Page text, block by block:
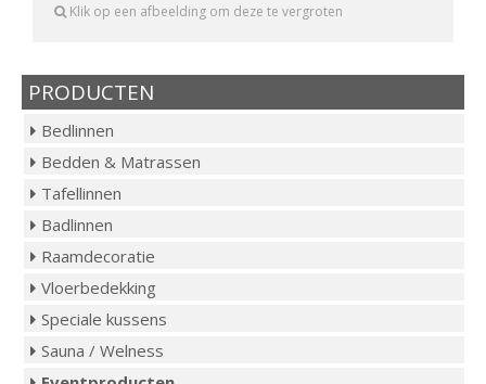
Klik op een afbeelding om deze te vergroten
PRODUCTEN
Bedlinnen
Bedden & Matrassen
Tafellinnen
Badlinnen
Raamdecoratie
Vloerbedekking
Speciale kussens
Sauna / Welness